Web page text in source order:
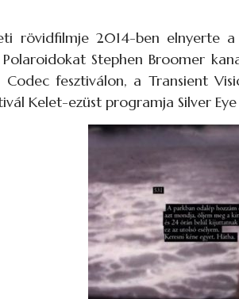
rövidfilmje 2014-ben elnyerte
Stephen Broomer
fesztiválon, a Transient
Kelet-ezüst programja Silver